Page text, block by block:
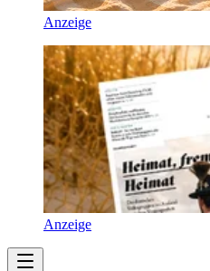
Anzeige
Anzeige